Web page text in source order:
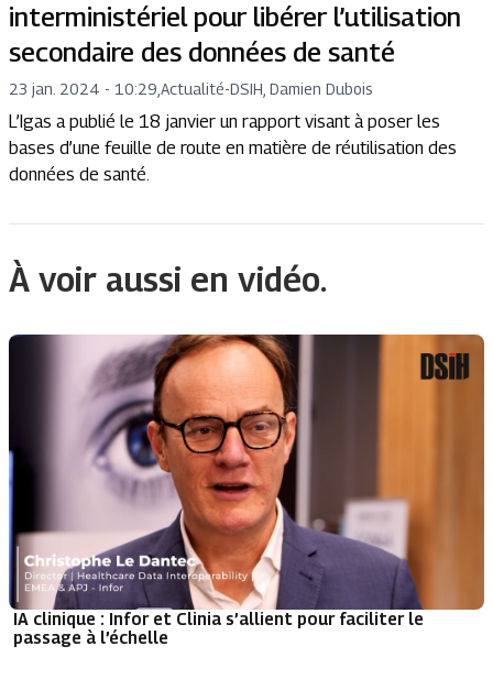
interministériel pour libérer l’utilisation
secondaire des données de santé
23 jan. 2024 - 10:29 Actualité-DSIH, Damien Dubois
L’Igas a publié le 18 janvier un rapport visant à poser les
bases d’une feuille de route en matière de réutilisation des
données de santé.
À voir aussi en vidéo.
IA clinique : Infor et Clinia s’allient pour faciliter le
passage à l’échelle